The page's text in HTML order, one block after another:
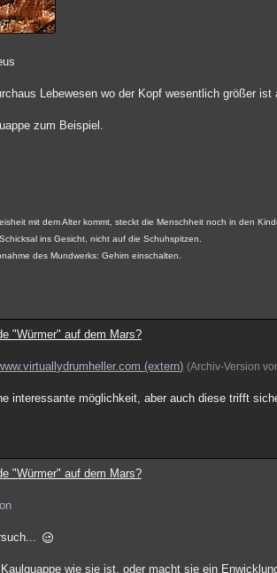
Lebewesen wo der Kopf wesentlich größer ist
zum Beispiel.
mit dem Alter kommt, steckt die Menschheit noch in den
ins Gesicht, nicht auf die Schuhspitzen.
des Mundwerks: Gehirn einschalten.
"Würmer" auf dem Mars?
(extern) (Archiv-Version
interessante möglichkeit, aber auch diese trifft
"Würmer" auf dem Mars?
wie sie ist, oder macht sie ein